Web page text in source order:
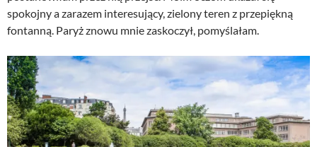
spokojny a zarazem interesujący, zielony teren z przepiękną
fontanną. Paryż znowu mnie zaskoczył, pomyślałam.